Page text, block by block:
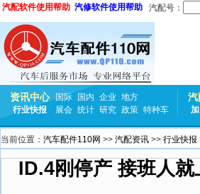
汽配软件使用帮助 汽修软件使用帮助 汽配号：
资讯中心 国际 国内 企业 地方
行业快报
展会 统计 研究 政策 特种车
汽
当前位置： 汽车配件110网 >> 汽配资讯 >> 行业快报
ID.4刚停产 接班人